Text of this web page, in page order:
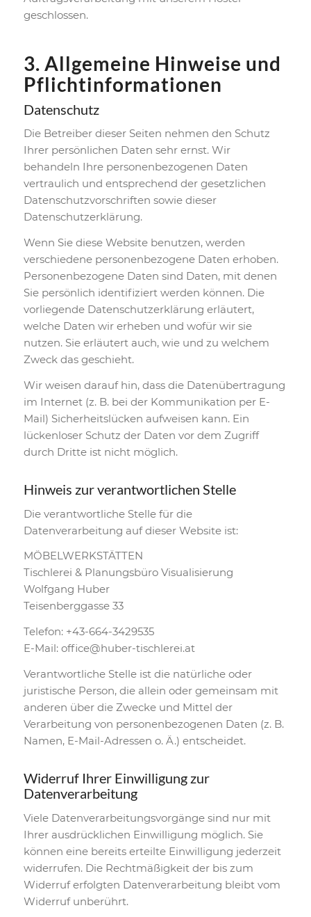
geschlossen.
3. Allgemeine Hinweise und
Pflicht­informationen
Datenschutz
Die Betreiber dieser Seiten nehmen den Schutz
Ihrer persönlichen Daten sehr ernst. Wir
behandeln Ihre personenbezogenen Daten
vertraulich und entsprechend der gesetzlichen
Datenschutzvorschriften sowie dieser
Datenschutzerklärung.
Wenn Sie diese Website benutzen, werden
verschiedene personenbezogene Daten erhoben.
Personenbezogene Daten sind Daten, mit denen
Sie persönlich identifiziert werden können. Die
vorliegende Datenschutzerklärung erläutert,
welche Daten wir erheben und wofür wir sie
nutzen. Sie erläutert auch, wie und zu welchem
Zweck das geschieht.
Wir weisen darauf hin, dass die Datenübertragung
im Internet (z. B. bei der Kommunikation per E-
Mail) Sicherheitslücken aufweisen kann. Ein
lückenloser Schutz der Daten vor dem Zugriff
durch Dritte ist nicht möglich.
Hinweis zur verantwortlichen Stelle
Die verantwortliche Stelle für die
Datenverarbeitung auf dieser Website ist:
MÖBELWERKSTÄTTEN
Tischlerei & Planungsbüro Visualisierung
Wolfgang Huber
Teisenberggasse 33
Telefon: +43-664-3429535
E-Mail: office@huber-tischlerei.at
Verantwortliche Stelle ist die natürliche oder
juristische Person, die allein oder gemeinsam mit
anderen über die Zwecke und Mittel der
Verarbeitung von personenbezogenen Daten (z. B.
Namen, E-Mail-Adressen o. Ä.) entscheidet.
Widerruf Ihrer Einwilligung zur
Datenverarbeitung
Viele Datenverarbeitungsvorgänge sind nur mit
Ihrer ausdrücklichen Einwilligung möglich. Sie
können eine bereits erteilte Einwilligung jederzeit
widerrufen. Die Rechtmäßigkeit der bis zum
Widerruf erfolgten Datenverarbeitung bleibt vom
Widerruf unberührt.